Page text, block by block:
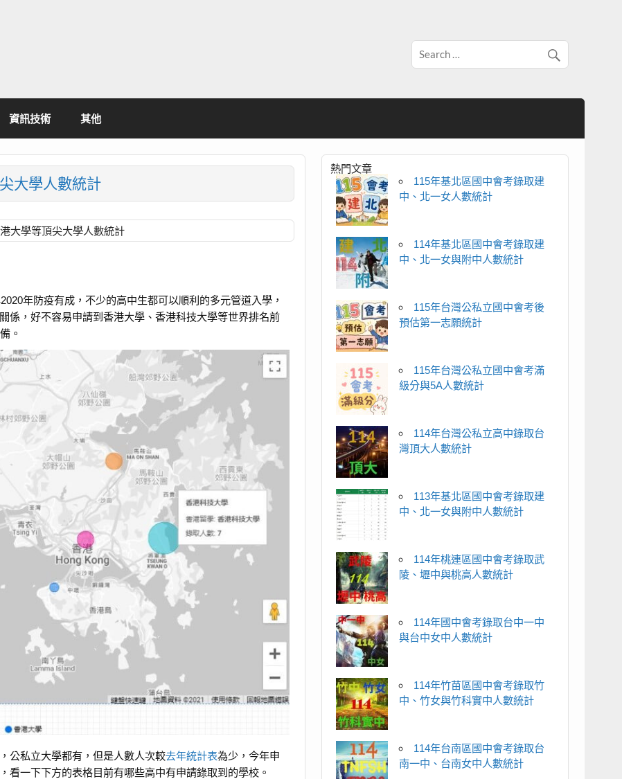
資訊技術 其他
大學人數統計
大學等頂尖大學人數統計
年防疫有成，不少的高中生都可以順利的多元管道入學，
係，好不容易申請到香港大學、香港科技大學等世界排名前
。
公私立大學都有，但是人數人次較去年統計表為少，今年申
看一下下方的表格目前有哪些高中有申請錄取到的學校。
熱門文章
115年基北區國中會考錄取建
中、北一女人數統計
114年基北區國中會考錄取建
中、北一女與附中人數統計
115年台灣公私立國中會考後
預估第一志願統計
115年台灣公私立國中會考滿
級分與5A人數統計
114年台灣公私立高中錄取台
灣頂大人數統計
113年基北區國中會考錄取建
中、北一女與附中人數統計
114年桃連區國中會考錄取武
陵、壢中與桃高人數統計
114年國中會考錄取台中一中
與台中女中人數統計
114年竹苗區國中會考錄取竹
中、竹女與竹科實中人數統計
114年台南區國中會考錄取台
南一中、台南女中人數統計